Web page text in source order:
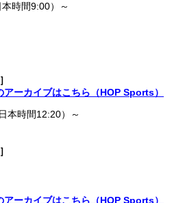
時間9:00）～
ーカイブはこちら（HOP Sports）
本時間12:20）～
ーカイブはこちら（HOP Sports）